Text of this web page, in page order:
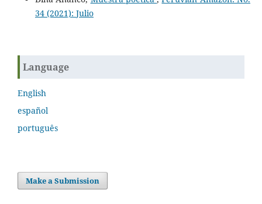
34 (2021): Julio
Language
English
español
português
Make a Submission